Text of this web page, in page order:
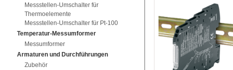
Messstellen-Umschalter für
Thermoelemente
Messstellen-Umschalter für Pt-100
Temperatur-Messumformer
Messumformer
Armaturen und Durchführungen
Zubehör